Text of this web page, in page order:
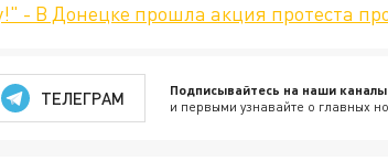
- В Донецке прошла акция протеста
ТЕЛЕГРАМ Подписывайтесь на наши каналы
и первыми узнавайте о главных